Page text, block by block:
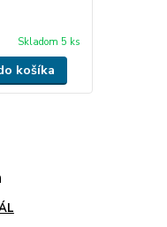
Skladom 5 ks
košíka